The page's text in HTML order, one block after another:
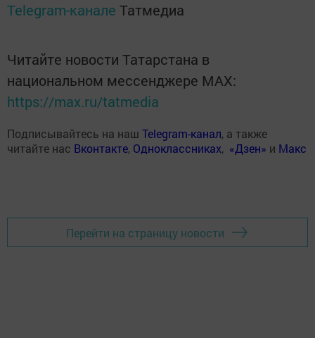
Telegram-канале Татмедиа
Читайте новости Татарстана в
национальном мессенджере MАХ:
https://max.ru/tatmedia
Подписывайтесь на наш Telegram-канал, а также
читайте нас Вконтакте, Одноклассниках, «Дзен» и Макс
Перейти на страницу новости